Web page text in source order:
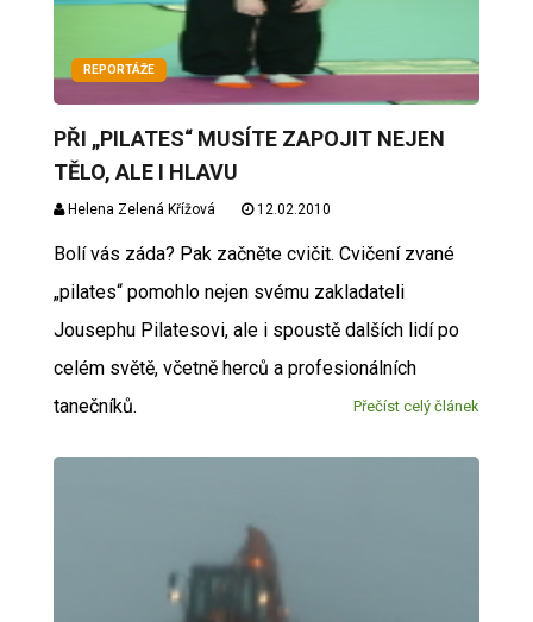
REPORTÁŽE
PŘI „PILATES“ MUSÍTE ZAPOJIT NEJEN
TĚLO, ALE I HLAVU
Helena Zelená Křížová 12.02.2010
Bolí vás záda? Pak začněte cvičit. Cvičení zvané
„pilates“ pomohlo nejen svému zakladateli
Jousephu Pilatesovi, ale i spoustě dalších lidí po
celém světě, včetně herců a profesionálních
tanečníků.
Přečíst celý článek